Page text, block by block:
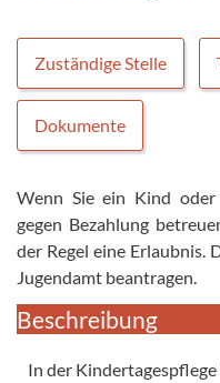
Zuständige Stelle
Dokumente
Wenn Sie ein Kind
gegen Bezahlung
der Regel eine Erlaubnis.
Jugendamt beantragen.
Beschreibung
In der